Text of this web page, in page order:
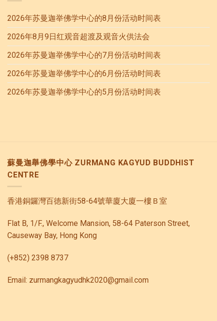
2026年苏曼迦举佛学中心的8月份活动时间表
2026年8月9日红观音超渡及观音火供法会
2026年苏曼迦举佛学中心的7月份活动时间表
2026年苏曼迦举佛学中心的6月份活动时间表
2026年苏曼迦举佛学中心的5月份活动时间表
蘇曼迦舉佛學中心 ZURMANG KAGYUD BUDDHIST
CENTRE
香港銅鑼灣百徳新街58-64號華廈大廈一樓Ｂ室
Flat B, 1/F., Welcome Mansion, 58-64 Paterson Street,
Causeway Bay, Hong Kong
(+852) 2398 8737
Email: zurmangkagyudhk2020@gmail.com